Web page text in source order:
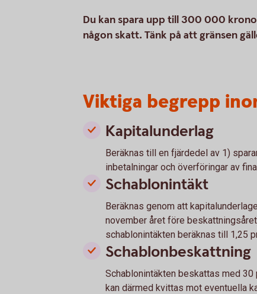
Du kan spara upp till 300 000
någon skatt. Tänk på att gränsen
Viktiga begrepp
Kapitalunderlag
Beräknas till en fjärdedel av 1)
inbetalningar och överföringar av
Schablonintäkt
Beräknas genom att
november året före
schablonintäkten beräknas till 1,25
Schablonbeskattning
Schablonintäkten beskattas med
kan därmed kvittas mot eventuella